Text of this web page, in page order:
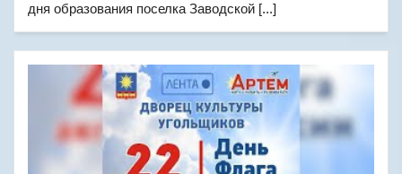
дня образования поселка Заводской [...]